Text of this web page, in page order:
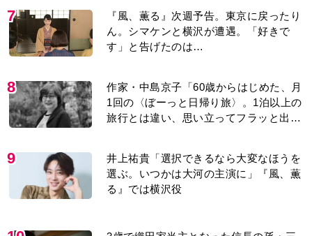
7
『風、薫る』次週予告。東京に戻ったり
ん。シマケンと横沢が遭遇。「好きで
す」と告げたのは…
8
作家・中島京子「60歳からはじめた、月
1回の〈ぼーっと日帰り旅〉。1泊以上の
旅行とは違い、思い立ってフラッと出か
9
井上祐貴「選択できるなら大変なほうを
選ぶ。いつかは大河の主演に」『風、薫
る』では横沢役